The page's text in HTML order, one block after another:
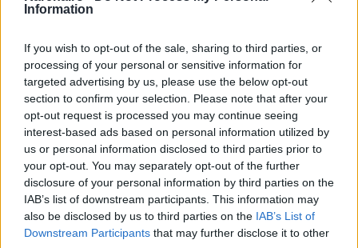
Information
If you wish to opt-out of the sale, sharing to third parties, or
processing of your personal or sensitive information for
targeted advertising by us, please use the below opt-out
section to confirm your selection. Please note that after your
opt-out request is processed you may continue seeing
interest-based ads based on personal information utilized by
us or personal information disclosed to third parties prior to
your opt-out. You may separately opt-out of the further
disclosure of your personal information by third parties on the
IAB’s list of downstream participants. This information may
also be disclosed by us to third parties on the IAB’s List of
Downstream Participants that may further disclose it to other
4 zodii riscă să piardă tot în 2025
Funda, accesoriul de par hot in acest
sezon
Uleiul esențial de Rozmarin și alopecia
Zilnic pierdem în medie 50-100 de fire de păr, un
lucru complet normal, ce face parte din ciclul de
regenerare și creștere a foliculului pilos. Totuși,
dacă se observă o pierdere mai mare (de peste 150